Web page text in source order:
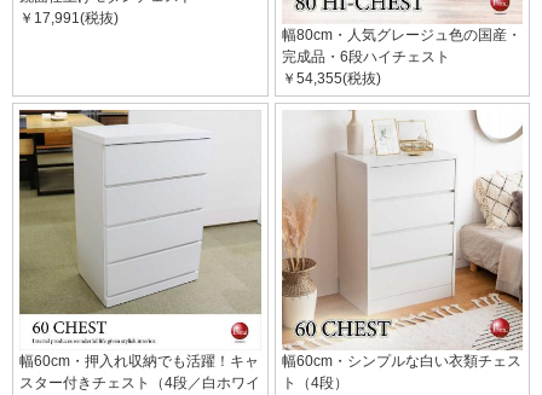
￥17,991(税抜)
幅80cm・人気グレージュ色の国産・
完成品・6段ハイチェスト
￥54,355(税抜)
幅60cm・押入れ収納でも活躍！キャ
スター付きチェスト（4段／白ホワイ
幅60cm・シンプルな白い衣類チェス
ト（4段）